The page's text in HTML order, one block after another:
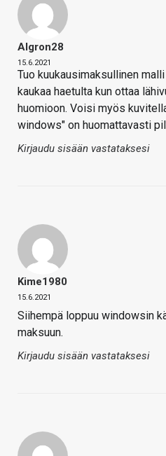
Algron28
15.6.2021
Tuo kuukausimaksullinen
kaukaa haetulta kun ottaa
huomioon. Voisi myös
windows" on huomattavasti
Kirjaudu sisään vastataksesi
Kime1980
15.6.2021
Siihempä loppuu windowsin
maksuun.
Kirjaudu sisään vastataksesi